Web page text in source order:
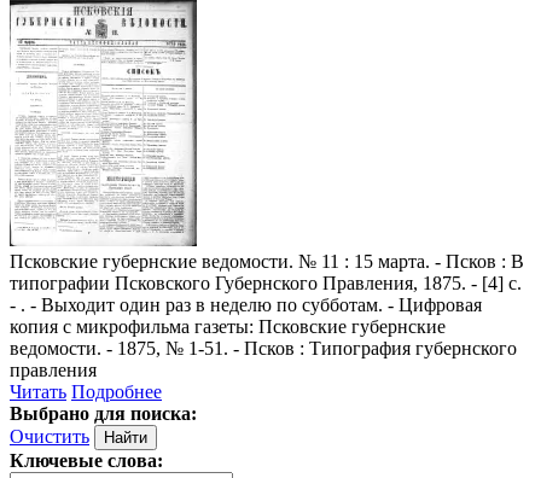
Псковские губернские ведомости. № 11 : 15 марта. - Псков : В
типографии Псковского Губернского Правления, 1875. - [4] с.
- . - Выходит один раз в неделю по субботам. - Цифровая
копия с микрофильма газеты: Псковские губернские
ведомости. - 1875, № 1-51. - Псков : Типография губернского
правления
Читать Подробнее
Выбрано для поиска:
Очистить
Ключевые слова: